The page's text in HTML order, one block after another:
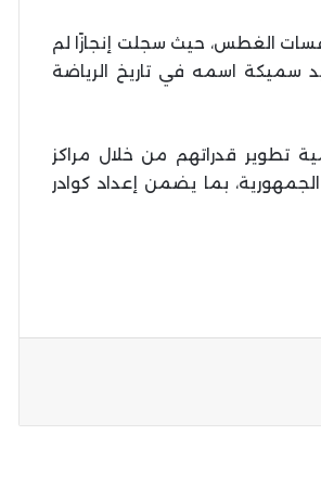
الغطس، حيث سجلت إنجازًا لم
فيه فريد سميكة اسمه في تاريخ الرياضة
تطوير قدراتهم من خلال مراكز
بما يضمن إعداد كوادر